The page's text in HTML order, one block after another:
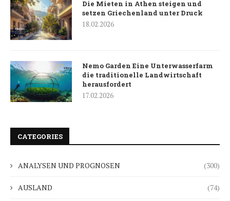
Die Mieten in Athen steigen und
setzen Griechenland unter Druck
18.02.2026
Nemo Garden Eine Unterwasserfarm
die traditionelle Landwirtschaft
herausfordert
17.02.2026
CATEGORIES
ANALYSEN UND PROGNOSEN (300)
AUSLAND (74)